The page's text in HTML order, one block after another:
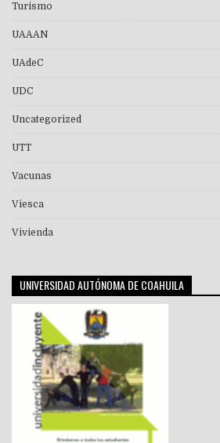
Turismo
UAAAN
UAdeC
UDC
Uncategorized
UTT
Vacunas
Viesca
Vivienda
UNIVERSIDAD AUTÓNOMA DE COAHUILA